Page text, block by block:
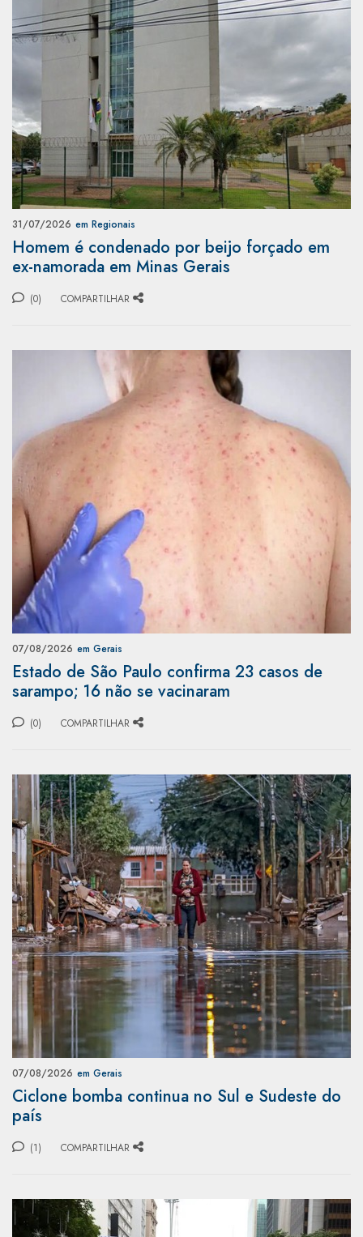
31/07/2026 em Regionais
Homem é condenado por beijo forçado em
ex-namorada em Minas Gerais
(0) COMPARTILHAR
07/08/2026 em Gerais
Estado de São Paulo confirma 23 casos de
sarampo; 16 não se vacinaram
(0) COMPARTILHAR
07/08/2026 em Gerais
Ciclone bomba continua no Sul e Sudeste do
país
(1) COMPARTILHAR